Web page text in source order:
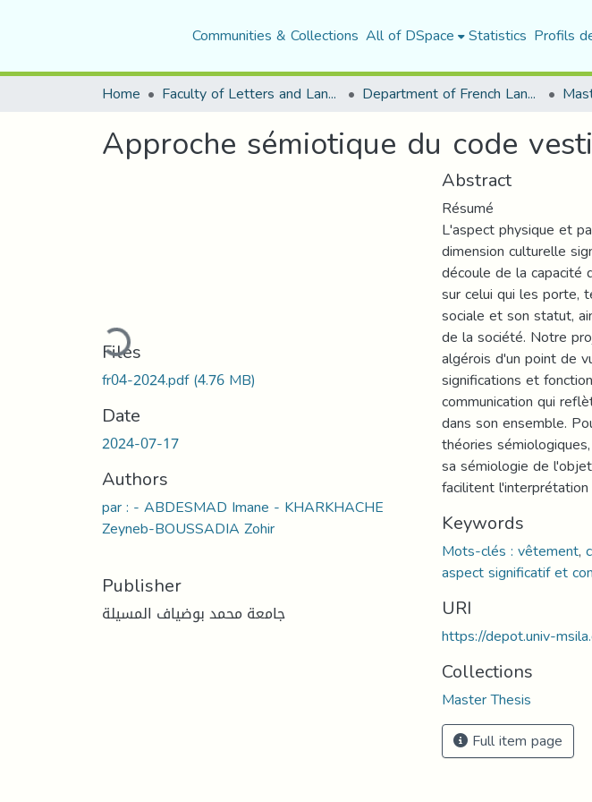
Communities & Collections All of DSpace Statistics Profils
Home Faculty of Letters and Languages Department of French Language and Literature
Approche sémiotique du code
Loading...
Files
fr04-2024.pdf(4.76 MB)
Date
2024-07-17
Authors
par : - ABDESMAD Imane - KHARKHACHE
Zeyneb-BOUSSADIA Zohir
Publisher
جامعة محمد بوضياف المسيلة
Abstract
Résumé
L'aspect physique et
dimension culturelle
découle de la
sur celui qui les porte,
sociale et son statut,
de la société. Notre
algérois d'un point de
significations et
communication qui
dans son ensemble.
théories
sa sémiologie de
facilitent
Keywords
Mots-clés : vêtement,
aspect significatif et
URI
https://depot.univ-
Collections
Master Thesis
Full item page